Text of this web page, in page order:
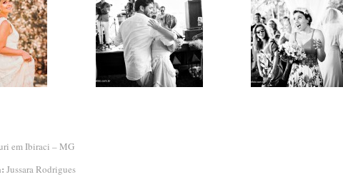
em Ibiraci – MG
Jussara Rodrigues